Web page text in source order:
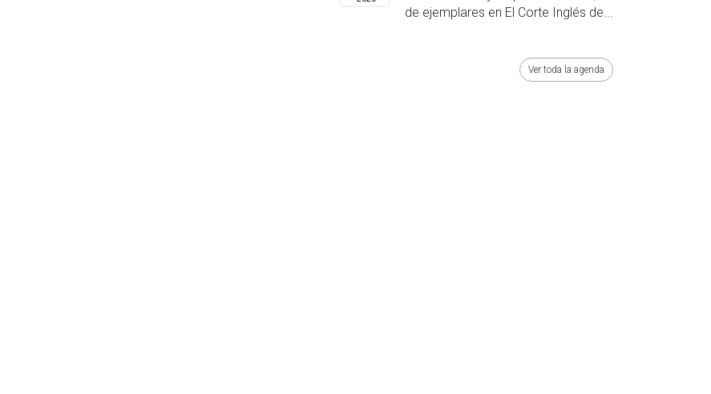
de ejemplares en El Corte Inglés de...
Ver toda la agenda